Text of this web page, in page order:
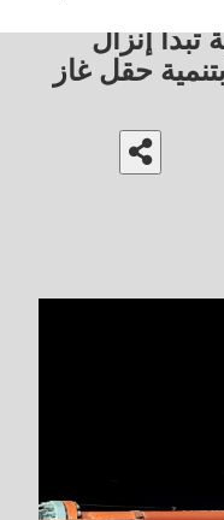
إنزال
حقل غاز